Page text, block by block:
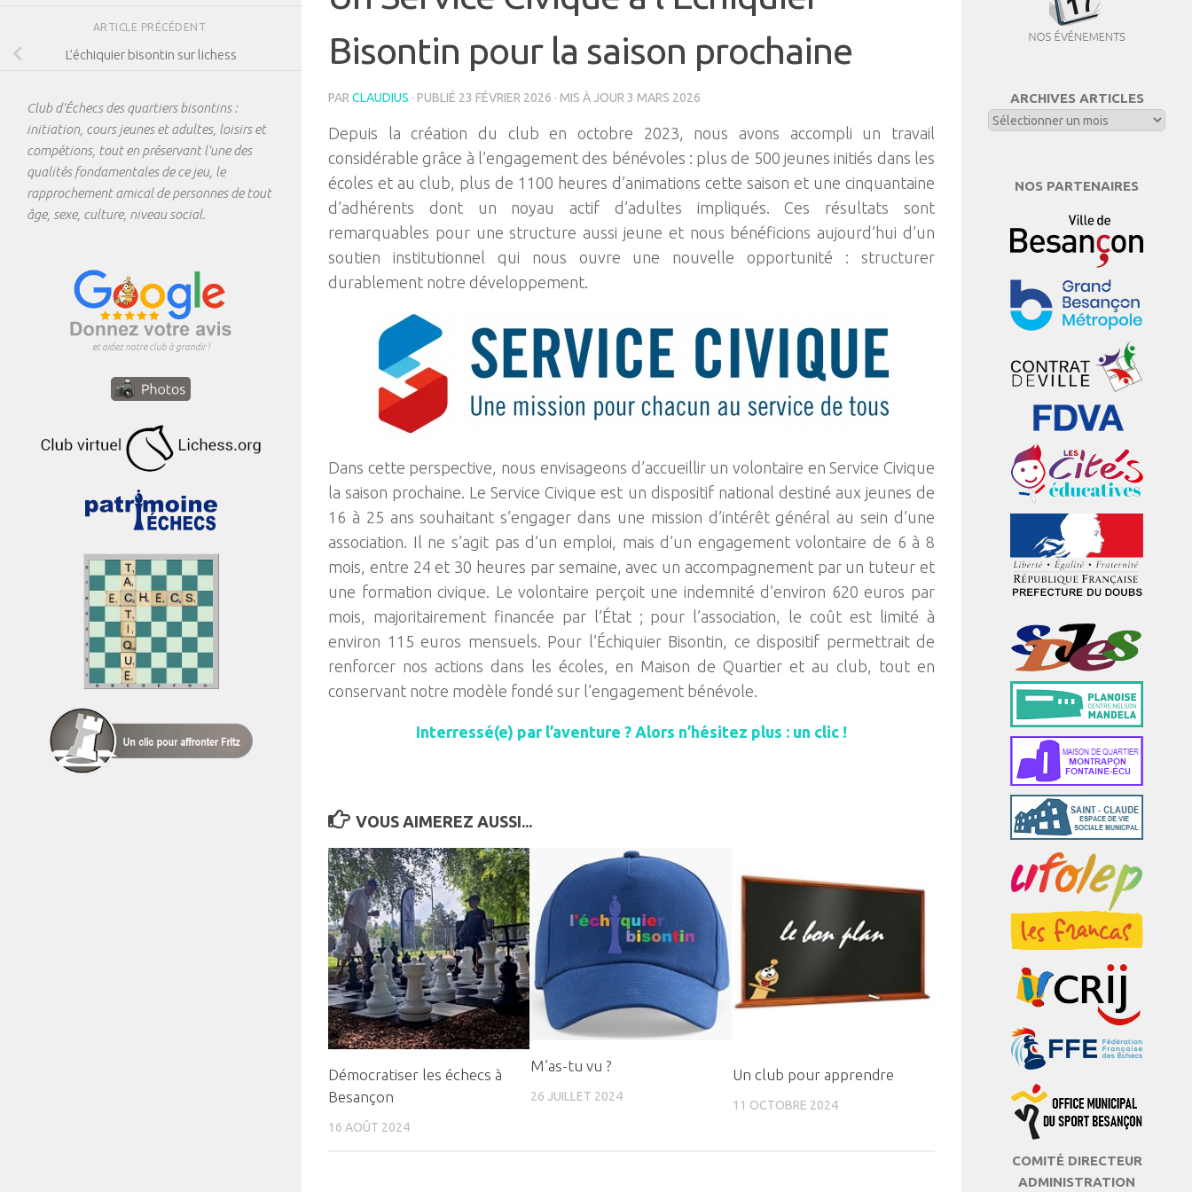
Bisontin pour la saison prochaine
PAR CLAUDIUS · PUBLIÉ 23 FÉVRIER 2026 · MIS À JOUR 3 MARS 2026
Depuis la création du club en octobre 2023, nous avons accompli un travail
considérable grâce à l’engagement des bénévoles : plus de 500 jeunes initiés dans les
écoles et au club, plus de 1100 heures d’animations cette saison et une cinquantaine
d’adhérents dont un noyau actif d’adultes impliqués. Ces résultats sont
remarquables pour une structure aussi jeune et nous bénéficions aujourd’hui d’un
soutien institutionnel qui nous ouvre une nouvelle opportunité : structurer
durablement notre développement.
Dans cette perspective, nous envisageons d’accueillir un volontaire en Service Civique
la saison prochaine. Le Service Civique est un dispositif national destiné aux jeunes de
16 à 25 ans souhaitant s’engager dans une mission d’intérêt général au sein d’une
association. Il ne s’agit pas d’un emploi, mais d’un engagement volontaire de 6 à 8
mois, entre 24 et 30 heures par semaine, avec un accompagnement par un tuteur et
une formation civique. Le volontaire perçoit une indemnité d’environ 620 euros par
mois, majoritairement financée par l’État ; pour l’association, le coût est limité à
environ 115 euros mensuels. Pour l’Échiquier Bisontin, ce dispositif permettrait de
renforcer nos actions dans les écoles, en Maison de Quartier et au club, tout en
conservant notre modèle fondé sur l’engagement bénévole.
Interressé(e) par l’aventure ? Alors n’hésitez plus : un clic !
VOUS AIMEREZ AUSSI...
Démocratiser les échecs à
Besançon
16 AOÛT 2024
M’as-tu vu ?
26 JUILLET 2024
Un club pour apprendre
11 OCTOBRE 2024
ARTICLE PRÉCÉDENT
L’échiquier bisontin sur lichess
Club d'Échecs des quartiers bisontins :
initiation, cours jeunes et adultes, loisirs et
compétions, tout en préservant l'une des
qualités fondamentales de ce jeu, le
rapprochement amical de personnes de tout
âge, sexe, culture, niveau social.
et aidez notre club à grandir !
ARCHIVES ARTICLES
NOS PARTENAIRES
COMITÉ DIRECTEUR
ADMINISTRATION